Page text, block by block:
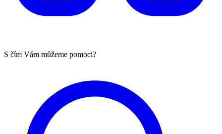
S čím Vám můžeme pomoci?